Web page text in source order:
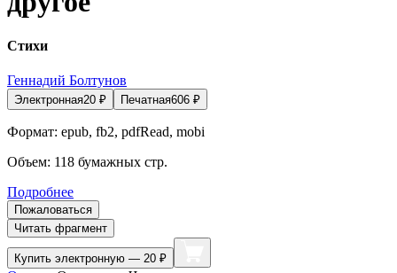
Стихи
Геннадий Болтунов
Электронная20 ₽ Печатная606 ₽
Формат: epub, fb2, pdfRead, mobi
Объем: 118 бумажных стр.
Подробнее
Пожаловаться
Читать фрагмент
Купить электронную — 20 ₽